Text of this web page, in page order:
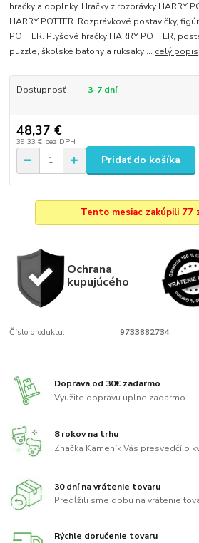
hračky a doplnky. Hračky z rozprávky HARRY
HARRY POTTER. Rozprávkové postavičky,
POTTER. Plyšové hračky HARRY POTTER,
puzzle, školské batohy a ruksaky ... celý popis
Dostupnosť 3-7 dní
48,37 €
39,33 € bez DPH
Pridať do košíka
Tento mesiac zakúpili 77
Ochrana
kupujúcého
Číslo produktu: 9733882734
Doprava od 30€ zadarmo
Využite dopravu úplne zadarmo
8 rokov na trhu
Značka Kameník Vás presvedčí o
30 dní na vrátenie tovaru
Predĺžili sme dobu na vrátenie
Rýchle doručenie tovaru